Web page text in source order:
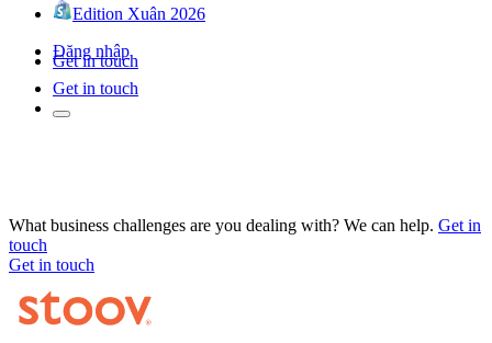
Edition Xuân 2026
Đăng nhập
Get in touch
Get in touch
What business challenges are you dealing with? We can help. Get in
touch
Get in touch